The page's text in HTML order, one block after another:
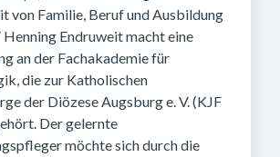
von Familie, Beruf und Ausbildung
Endruweit macht eine
an der Fachakademie für
die zur Katholischen
der Diözese Augsburg e. V. (KJF
Der gelernte
möchte sich durch die